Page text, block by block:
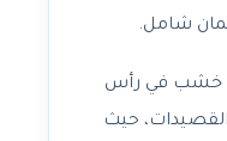
شامل.
خشب في رأس
حيث